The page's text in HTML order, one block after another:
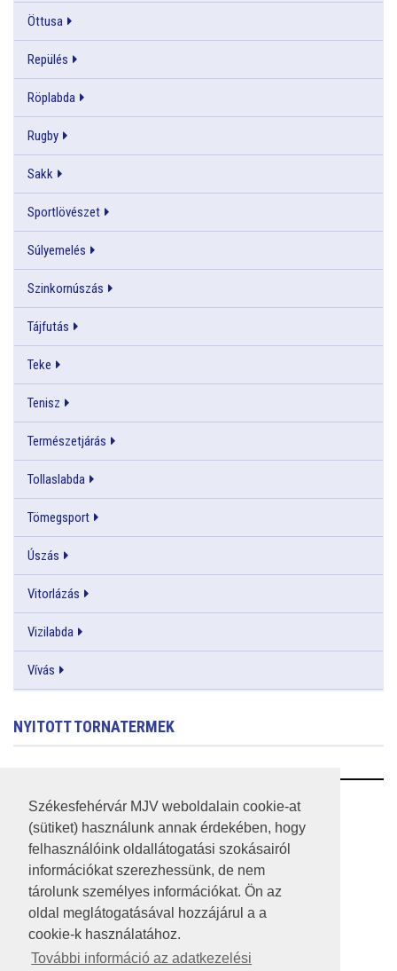
Székesfehérvár MJV weboldalain cookie-at
(sütiket) használunk annak érdekében, hogy
felhasználóink oldallátogatási szokásairól
információkat szerezhessünk, de nem
tárolunk személyes információkat. Ön az
oldal meglátogatásával hozzájárul a a
cookie-k használatához.
További információ az adatkezelési
Öttusa
Repülés
Röplabda
Rugby
Sakk
Sportlövészet
Súlyemelés
Szinkornúszás
Tájfutás
Teke
Tenisz
Természetjárás
Tollaslabda
Tömegsport
Úszás
Vitorlázás
Vizilabda
Vívás
NYITOTT TORNATERMEK
RSS
A HONLAP 2017.03.31-I ÁLLAPOTA
JOGI NYILATKOZAT
IMPRESSZUM